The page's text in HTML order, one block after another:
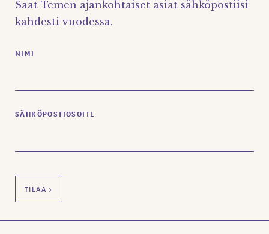
Saat Temen ajankohtaiset asiat sähköpostiisi
kahdesti vuodessa.
NIMI
SÄHKÖPOSTIOSOITE